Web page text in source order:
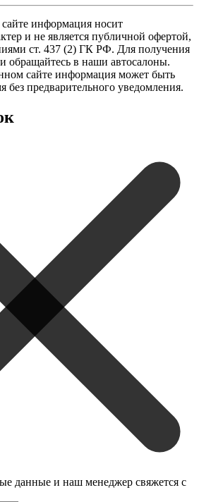
информация носит
и не является публичной офертой,
ст. 437 (2) ГК РФ. Для получения
обращайтесь в наши автосалоны.
сайте информация может быть
без предварительного уведомления.
данные и наш менеджер свяжется с